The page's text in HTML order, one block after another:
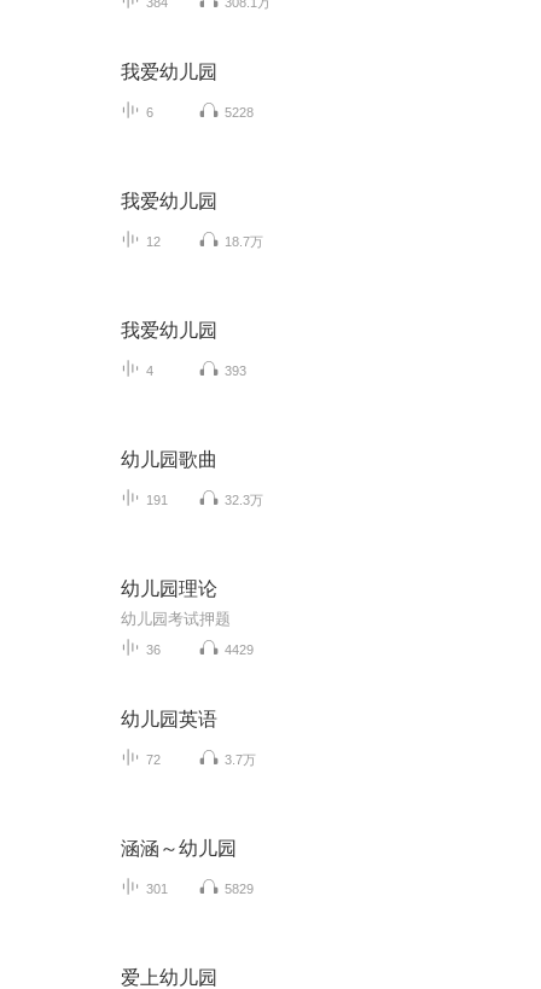
我爱幼儿园
6 5228
我爱幼儿园
12 18.7万
我爱幼儿园
4 393
幼儿园歌曲
191 32.3万
幼儿园理论
幼儿园考试押题
36 4429
幼儿园英语
72 3.7万
涵涵～幼儿园
301 5829
爱上幼儿园